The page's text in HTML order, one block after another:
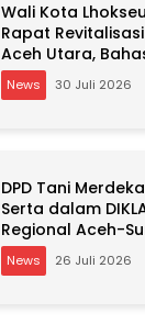
Wali Kota
Rapat
Aceh Utara,
Kepemilikan RSU
News 30 Juli 2026
DPD Tani
Serta dalam
Regional Aceh-
News 26 Juli 2026